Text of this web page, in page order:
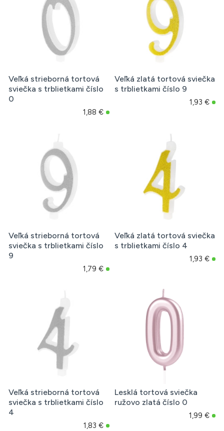
Veľká strieborná tortová
sviečka s trblietkami číslo
0
1,88 €
Veľká zlatá tortová sviečka
s trblietkami číslo 9
1,93 €
Veľká strieborná tortová
sviečka s trblietkami číslo
9
1,79 €
Veľká zlatá tortová sviečka
s trblietkami číslo 4
1,93 €
Veľká strieborná tortová
sviečka s trblietkami číslo
4
1,83 €
Lesklá tortová sviečka
ružovo zlatá číslo 0
1,99 €